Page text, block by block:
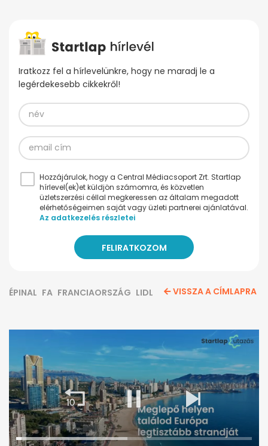
Iratkozz fel a hírlevelünkre, hogy ne maradj le a
legérdekesebb cikkekről!
Hozzájárulok, hogy a Central Médiacsoport Zrt. Startlap
hírlevel(ek)et küldjön számomra, és közvetlen
üzletszerzési céllal megkeressen az általam megadott
elérhetőségeimen saját vagy üzleti partnerei ajánlatával.
Az adatkezelés részletei
ÉPINAL FA FRANCIAORSZÁG LIDL VISSZA A CÍMLAPRA